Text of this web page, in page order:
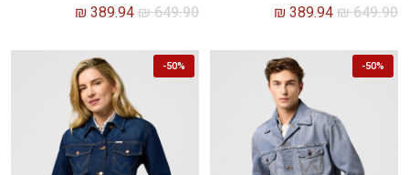
₪649.90
₪ 389.94
₪649.90
₪ 389.94
50%
-
50%
-